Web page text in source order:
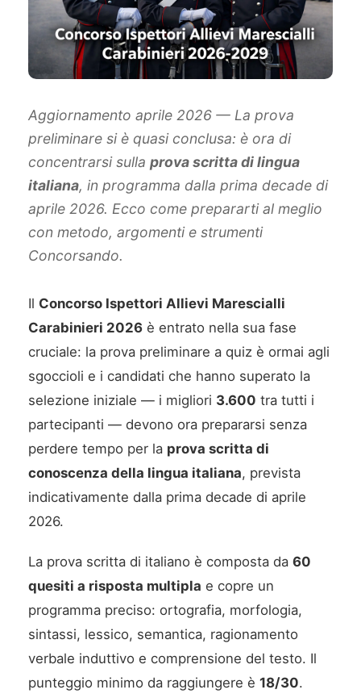
Aggiornamento aprile 2026 — La prova
preliminare si è quasi conclusa: è ora di
concentrarsi sulla prova scritta di lingua
italiana, in programma dalla prima decade di
aprile 2026. Ecco come prepararti al meglio
con metodo, argomenti e strumenti
Concorsando.
Il Concorso Ispettori Allievi Marescialli
Carabinieri 2026 è entrato nella sua fase
cruciale: la prova preliminare a quiz è ormai agli
sgoccioli e i candidati che hanno superato la
selezione iniziale — i migliori 3.600 tra tutti i
partecipanti — devono ora prepararsi senza
perdere tempo per la prova scritta di
conoscenza della lingua italiana, prevista
indicativamente dalla prima decade di aprile
2026.
La prova scritta di italiano è composta da 60
quesiti a risposta multipla e copre un
programma preciso: ortografia, morfologia,
sintassi, lessico, semantica, ragionamento
verbale induttivo e comprensione del testo. Il
punteggio minimo da raggiungere è 18/30.